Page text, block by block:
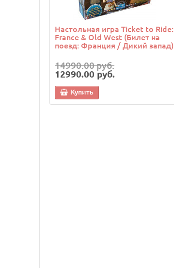
Настольная игра Ticket to Ride:
France & Old West (Билет на
поезд: Франция / Дикий запад)
14990.00 руб.
12990.00 руб.
Купить